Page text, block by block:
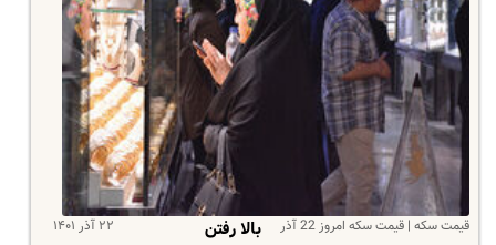
قیمت سکه | قیمت سکه امروز 22 آذر ۲۲ آذر ۱۴۰۱
بالا رفتن